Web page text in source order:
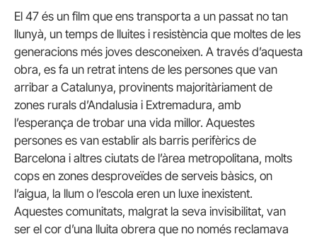
El 47 és un film que ens transporta a un passat no tan
llunyà, un temps de lluites i resistència que moltes de les
generacions més joves desconeixen. A través d’aquesta
obra, es fa un retrat intens de les persones que van
arribar a Catalunya, provinents majoritàriament de
zones rurals d’Andalusia i Extremadura, amb
l’esperança de trobar una vida millor. Aquestes
persones es van establir als barris perifèrics de
Barcelona i altres ciutats de l’àrea metropolitana, molts
cops en zones desproveïdes de serveis bàsics, on
l’aigua, la llum o l’escola eren un luxe inexistent.
Aquestes comunitats, malgrat la seva invisibilitat, van
ser el cor d’una lluita obrera que no només reclamava